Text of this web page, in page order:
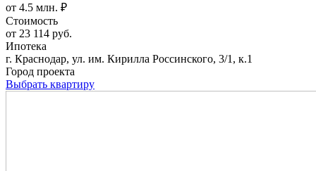
от 4.5 млн. ₽
Стоимость
от 23 114 руб.
Ипотека
г. Краснодар, ул. им. Кирилла Россинского, 3/1, к.1
Город проекта
Выбрать квартиру